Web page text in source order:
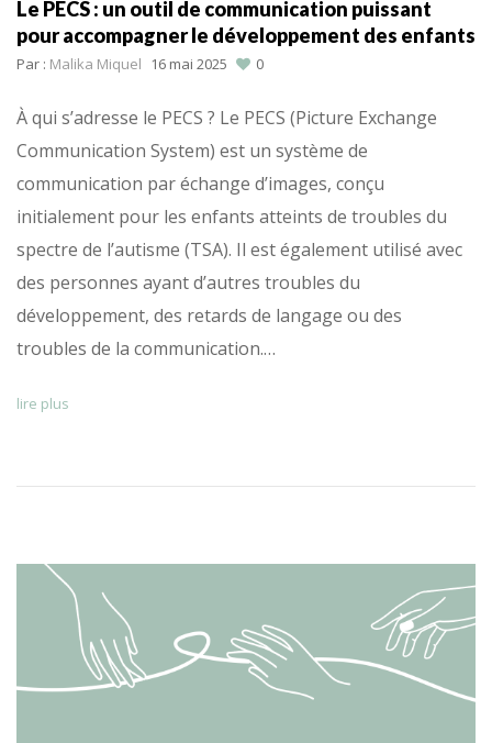
Le PECS : un outil de communication puissant
pour accompagner le développement des enfants
Par : Malika Miquel 16 mai 2025 0
À qui s’adresse le PECS ? Le PECS (Picture Exchange
Communication System) est un système de
communication par échange d’images, conçu
initialement pour les enfants atteints de troubles du
spectre de l’autisme (TSA). Il est également utilisé avec
des personnes ayant d’autres troubles du
développement, des retards de langage ou des
troubles de la communication.…
lire plus